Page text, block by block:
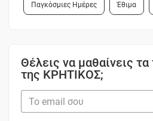
Παγκόσμιες Ημέρες Έθιμα
Θέλεις να μαθαίνεις
της ΚΡΗΤΙΚΟΣ;